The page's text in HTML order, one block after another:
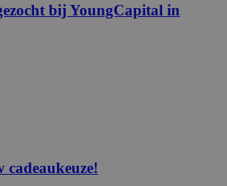
bij YoungCapital in
cadeaukeuze!